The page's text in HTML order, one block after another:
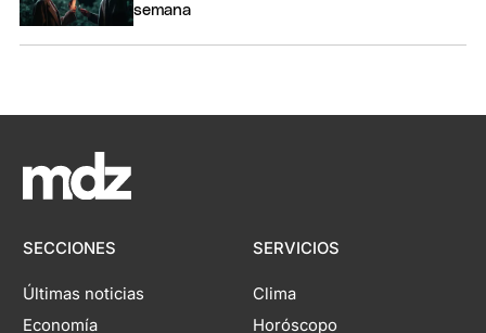
semana
SECCIONES
Últimas noticias
Economía
SERVICIOS
Clima
Horóscopo